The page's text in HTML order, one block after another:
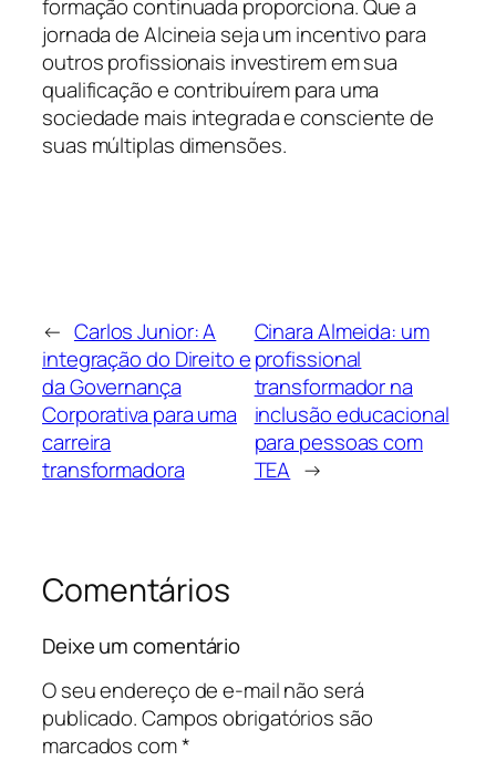
formação continuada proporciona. Que a
jornada de Alcineia seja um incentivo para
outros profissionais investirem em sua
qualificação e contribuírem para uma
sociedade mais integrada e consciente de
suas múltiplas dimensões.
← Carlos Junior: A
integração do Direito e
da Governança
Corporativa para uma
carreira
transformadora
Cinara Almeida: um
profissional
transformador na
inclusão educacional
para pessoas com
TEA →
Comentários
Deixe um comentário
O seu endereço de e-mail não será
publicado.Campos obrigatórios são
marcados com*